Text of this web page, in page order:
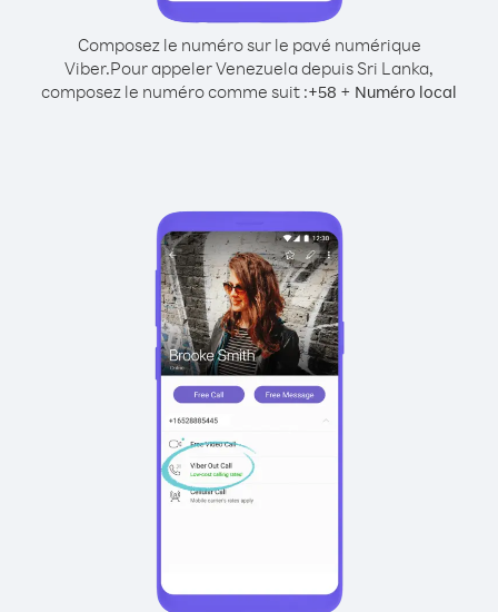
Composez le numéro sur le pavé numérique
Viber.Pour appeler Venezuela depuis Sri Lanka,
composez le numéro comme suit :+58 + Numéro local